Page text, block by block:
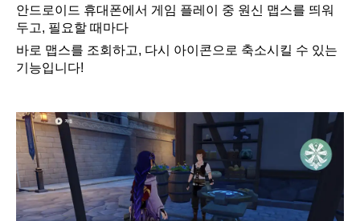
안드로이드 휴대폰에서 게임 플레이 중 원신 맵스를 띄워
두고, 필요할 때마다
바로 맵스를 조회하고, 다시 아이콘으로 축소시킬 수 있는
기능입니다!